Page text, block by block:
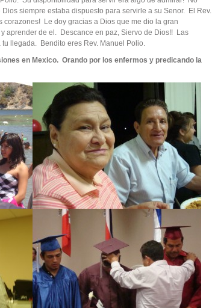
siempre estaba dispuesto para servirle a su Senor. El Rev.
corazones! Le doy gracias a Dios que me dio la gran
aprender de el. Descance en paz, Siervo de Dios!! Las
llegada. Bendito eres Rev. Manuel Polio.
en Mexico. Orando por los enfermos y predicando la